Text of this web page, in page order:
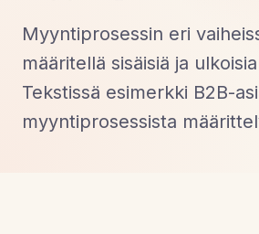
Myyntiprosessin eri
määritellä sisäisiä ja
Tekstissä esimerkki B2B-
myyntiprosessista